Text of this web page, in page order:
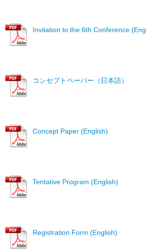
Invitation to the 6th Conference
コンセプトペーパー（日本語）
Concept Paper (English)
Tentative Program (English)
Registration Form (English)